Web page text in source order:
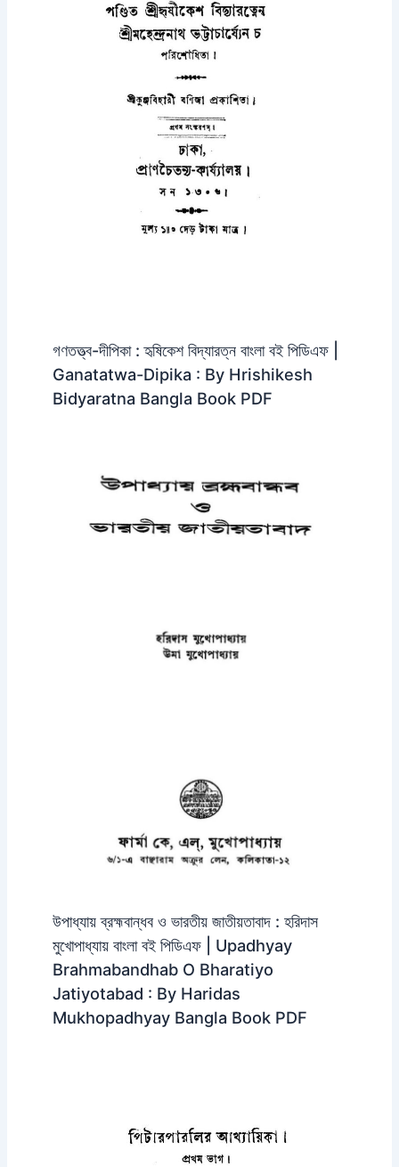
গণতত্ত্ব-দীপিকা : হৃষিকেশ বিদ্যারত্ন বাংলা বই পিডিএফ |
Ganatatwa-Dipika : By Hrishikesh
Bidyaratna Bangla Book PDF
উপাধ্যায় ব্রহ্মবান্ধব ও ভারতীয় জাতীয়তাবাদ : হরিদাস
মুখোপাধ্যায় বাংলা বই পিডিএফ | Upadhyay
Brahmabandhab O Bharatiyo
Jatiyotabad : By Haridas
Mukhopadhyay Bangla Book PDF